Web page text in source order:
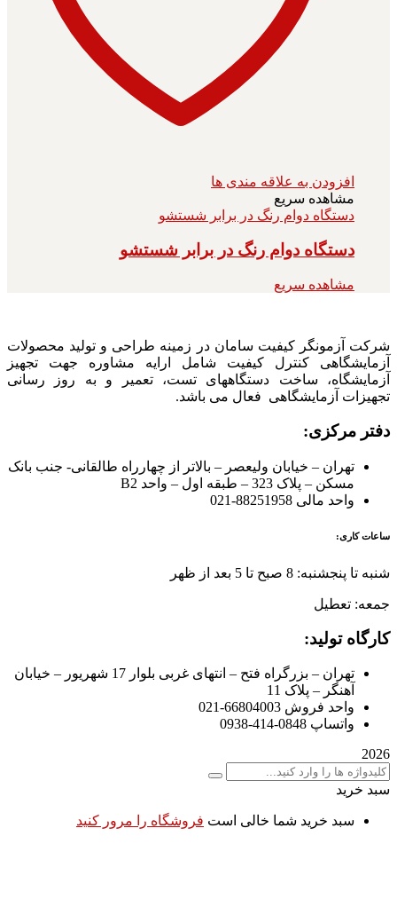
افزودن به علاقه مندی ها
مشاهده سریع
دستگاه دوام رنگ در برابر شستشو
دستگاه دوام رنگ در برابر شستشو
مشاهده سریع
شرکت آزمونگر کیفیت سامان در زمینه طراحی و تولید محصولات
آزمایشگاهی کنترل کیفیت شامل ارایه مشاوره جهت تجهیز
آزمایشگاه، ساخت دستگاههای تست، تعمیر و به روز رسانی
تجهیزات آزمایشگاهی فعال می باشد.
دفتر مرکزی:
تهران – خیابان ولیعصر – بالاتر از چهارراه طالقانی- جنب بانک
مسکن – پلاک 323 – طبقه اول – واحد B2
واحد مالی 88251958-021
ساعات کاری:
شنبه تا پنجشنبه: 8 صبح تا 5 بعد از ظهر
جمعه: تعطیل
کارگاه تولید:
تهران – بزرگراه فتح – انتهای غربی بلوار 17 شهریور – خیابان
آهنگر – پلاک 11
واحد فروش 66804003-021
واتساپ 0848-414-0938
2026
سبد خرید
سبد خرید شما خالی است فروشگاه را مرور کنید